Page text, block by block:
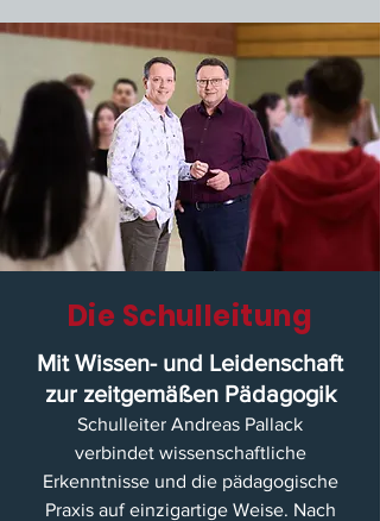
Die Schulleitung
Mit Wissen- und Leidenschaft
zur zeitgemäßen Pädagogik
Schulleiter Andreas Pallack
verbindet wissenschaftliche
Erkenntnisse und die pädagogische
Praxis auf einzigartige Weise. Nach